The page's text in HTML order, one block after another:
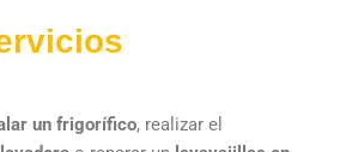
un frigorífico, realizar el